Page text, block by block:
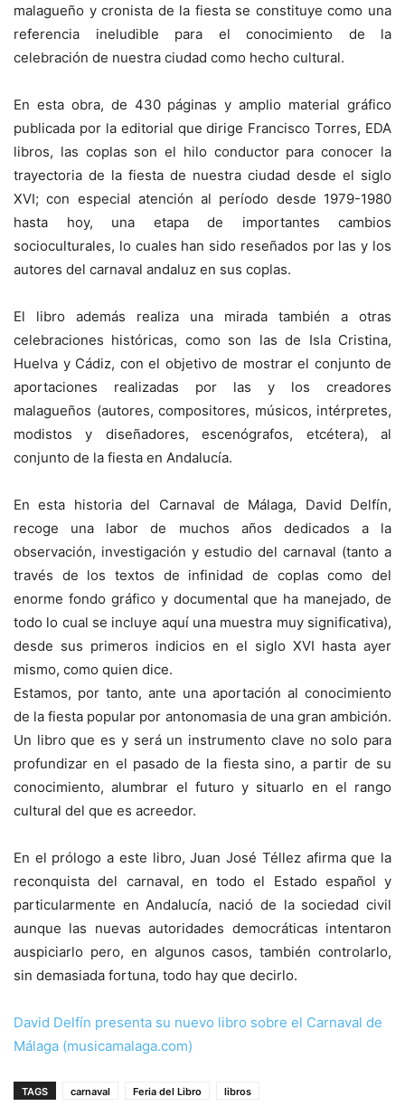
malagueño y cronista de la fiesta se constituye como una
referencia ineludible para el conocimiento de la
celebración de nuestra ciudad como hecho cultural.
En esta obra, de 430 páginas y amplio material gráfico
publicada por la editorial que dirige Francisco Torres, EDA
libros, las coplas son el hilo conductor para conocer la
trayectoria de la fiesta de nuestra ciudad desde el siglo
XVI; con especial atención al período desde 1979-1980
hasta hoy, una etapa de importantes cambios
socioculturales, lo cuales han sido reseñados por las y los
autores del carnaval andaluz en sus coplas.
El libro además realiza una mirada también a otras
celebraciones históricas, como son las de Isla Cristina,
Huelva y Cádiz, con el objetivo de mostrar el conjunto de
aportaciones realizadas por las y los creadores
malagueños (autores, compositores, músicos, intérpretes,
modistos y diseñadores, escenógrafos, etcétera), al
conjunto de la fiesta en Andalucía.
En esta historia del Carnaval de Málaga, David Delfín,
recoge una labor de muchos años dedicados a la
observación, investigación y estudio del carnaval (tanto a
través de los textos de infinidad de coplas como del
enorme fondo gráfico y documental que ha manejado, de
todo lo cual se incluye aquí una muestra muy significativa),
desde sus primeros indicios en el siglo XVI hasta ayer
mismo, como quien dice.
Estamos, por tanto, ante una aportación al conocimiento
de la fiesta popular por antonomasia de una gran ambición.
Un libro que es y será un instrumento clave no solo para
profundizar en el pasado de la fiesta sino, a partir de su
conocimiento, alumbrar el futuro y situarlo en el rango
cultural del que es acreedor.
En el prólogo a este libro, Juan José Téllez afirma que la
reconquista del carnaval, en todo el Estado español y
particularmente en Andalucía, nació de la sociedad civil
aunque las nuevas autoridades democráticas intentaron
auspiciarlo pero, en algunos casos, también controlarlo,
sin demasiada fortuna, todo hay que decirlo.
David Delfín presenta su nuevo libro sobre el Carnaval de
Málaga (musicamalaga.com)
TAGS carnaval Feria del Libro libros